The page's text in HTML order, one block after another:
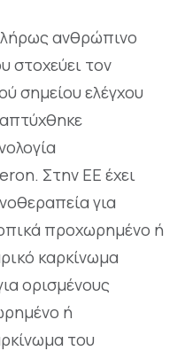
ανθρώπινο
στοχεύει τον
σημείου ελέγχου
Στην ΕΕ έχει
για
προχωρημένο ή
καρκίνωμα
ορισμένους
ή
του